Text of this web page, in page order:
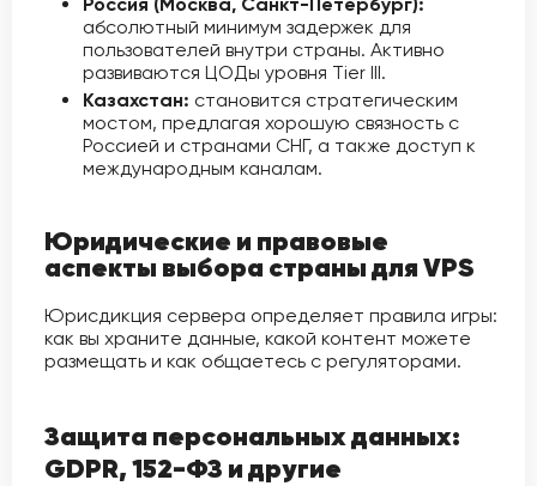
абсолютный минимум задержек для
пользователей внутри страны. Активно
развиваются ЦОДы уровня Tier III.
Казахстан: становится стратегическим
мостом, предлагая хорошую связность с
Россией и странами СНГ, а также доступ к
международным каналам.
Юридические и правовые
аспекты выбора страны для VPS
Юрисдикция сервера определяет правила игры:
как вы храните данные, какой контент можете
размещать и как общаетесь с регуляторами.
Защита персональных данных:
GDPR, 152-ФЗ и другие